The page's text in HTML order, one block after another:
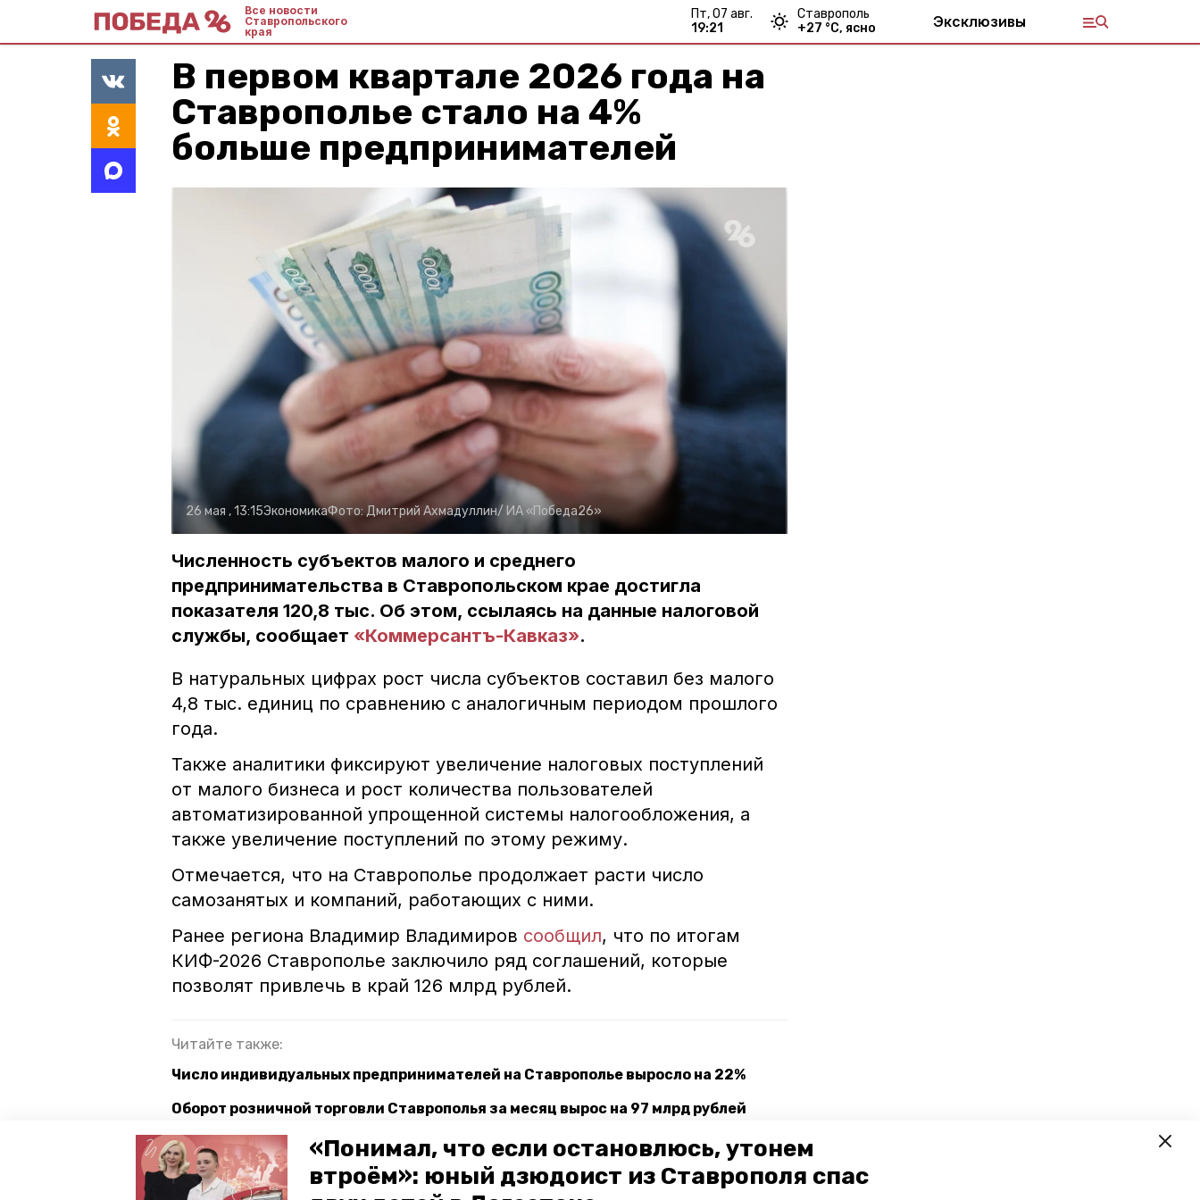
«Понимал, что если остановлюсь, утонем
втроём»: юный дзюдоист из Ставрополя спас
Все новости
Ставропольского
края
пт, 07 авг.
19:21
Ставрополь
+27 °С, ясно Эксклюзивы
В первом квартале 2026 года на
Ставрополье стало на 4%
больше предпринимателей
26 мая , 13:15ЭкономикаФото:Дмитрий Ахмадуллин/ ИА «Победа26»
Численность субъектов малого и среднего
предпринимательства в Ставропольском крае достигла
показателя 120,8 тыс. Об этом, ссылаясь на данные налоговой
службы, сообщает «Коммерсантъ-Кавказ».
В натуральных цифрах рост числа субъектов составил без малого
4,8 тыс. единиц по сравнению с аналогичным периодом прошлого
года.
Также аналитики фиксируют увеличение налоговых поступлений
от малого бизнеса и рост количества пользователей
автоматизированной упрощенной системы налогообложения, а
также увеличение поступлений по этому режиму.
Отмечается, что на Ставрополье продолжает расти число
самозанятых и компаний, работающих с ними.
Ранее региона Владимир Владимиров сообщил, что по итогам
КИФ-2026 Ставрополье заключило ряд соглашений, которые
позволят привлечь в край 126 млрд рублей.
Читайте также:
Число индивидуальных предпринимателей на Ставрополье выросло на 22%
Оборот розничной торговли Ставрополья за месяц вырос на 97 млрд рублей
Продавцам кваса обещают зарплату в 111 тыс. рублей на Ставрополье